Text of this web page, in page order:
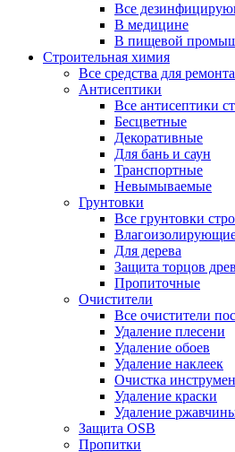
Все
В медицине
В пищевой
Строительная химия
Все средства для ремонта
Антисептики
Все антисептики
Бесцветные
Декоративные
Для бань и саун
Транспортные
Невымываемые
Грунтовки
Все грунтовки
Для дерева
Защита торцов
Пропиточные
Очистители
Все очистители
Удаление плесени
Удаление обоев
Удаление наклеек
Очистка
Удаление краски
Удаление
Защита OSB
Пропитки